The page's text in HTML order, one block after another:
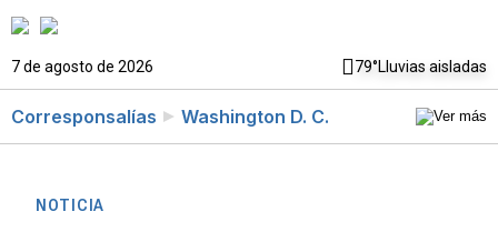
7 de agosto de 2026 79°Lluvias aisladas
Corresponsalías Washington D. C.
NOTICIA